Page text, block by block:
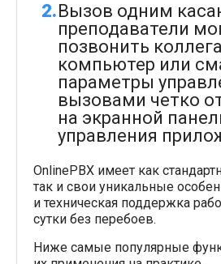
Вызов одним
преподаватели
позвонить
компьютер или
параметры
вызовами четко
на экранной
управления
OnlinePBX имеет как
так и свои уникальные
и техническая поддержка
сутки без перебоев.
Ниже самые популярные